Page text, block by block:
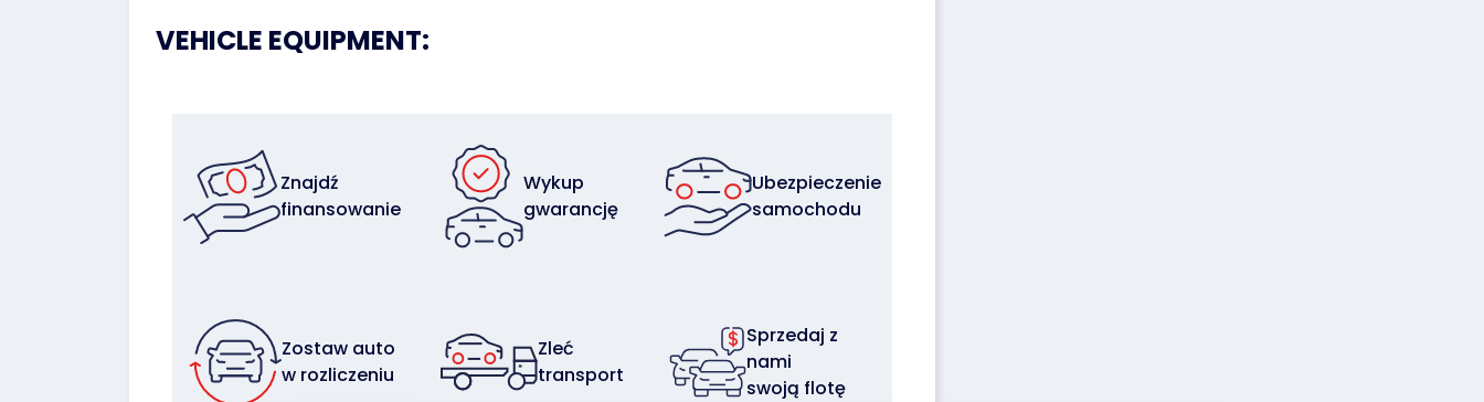
VEHICLE EQUIPMENT:
Znajdź
finansowanie
Wykup
gwarancję
Ubezpieczenie
samochodu
Zostaw auto
w rozliczeniu
Zleć
transport
Sprzedaj z
nami
swoją flotę